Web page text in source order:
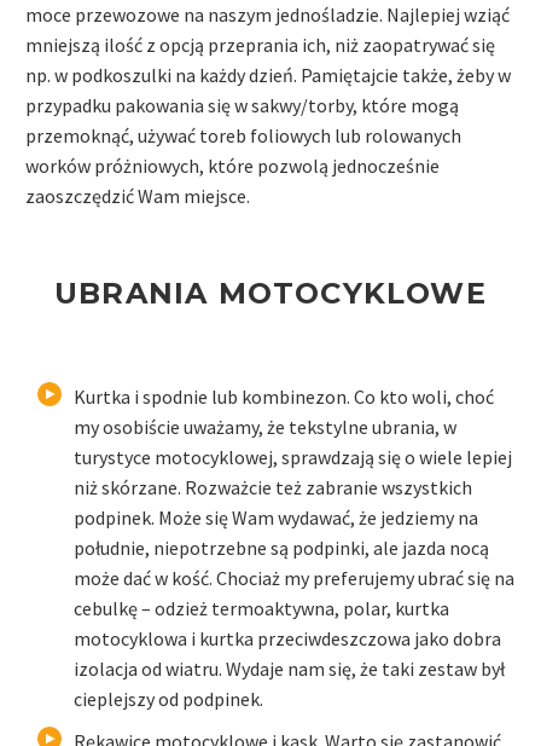
moce przewozowe na naszym jednośladzie. Najlepiej wziąć
mniejszą ilość z opcją przeprania ich, niż zaopatrywać się
np. w podkoszulki na każdy dzień. Pamiętajcie także, żeby w
przypadku pakowania się w sakwy/torby, które mogą
przemoknąć, używać toreb foliowych lub rolowanych
worków próżniowych, które pozwolą jednocześnie
zaoszczędzić Wam miejsce.
UBRANIA MOTOCYKLOWE
Kurtka i spodnie lub kombinezon. Co kto woli, choć
my osobiście uważamy, że tekstylne ubrania, w
turystyce motocyklowej, sprawdzają się o wiele lepiej
niż skórzane. Rozważcie też zabranie wszystkich
podpinek. Może się Wam wydawać, że jedziemy na
południe, niepotrzebne są podpinki, ale jazda nocą
może dać w kość. Chociaż my preferujemy ubrać się na
cebulkę – odzież termoaktywna, polar, kurtka
motocyklowa i kurtka przeciwdeszczowa jako dobra
izolacja od wiatru. Wydaje nam się, że taki zestaw był
cieplejszy od podpinek.